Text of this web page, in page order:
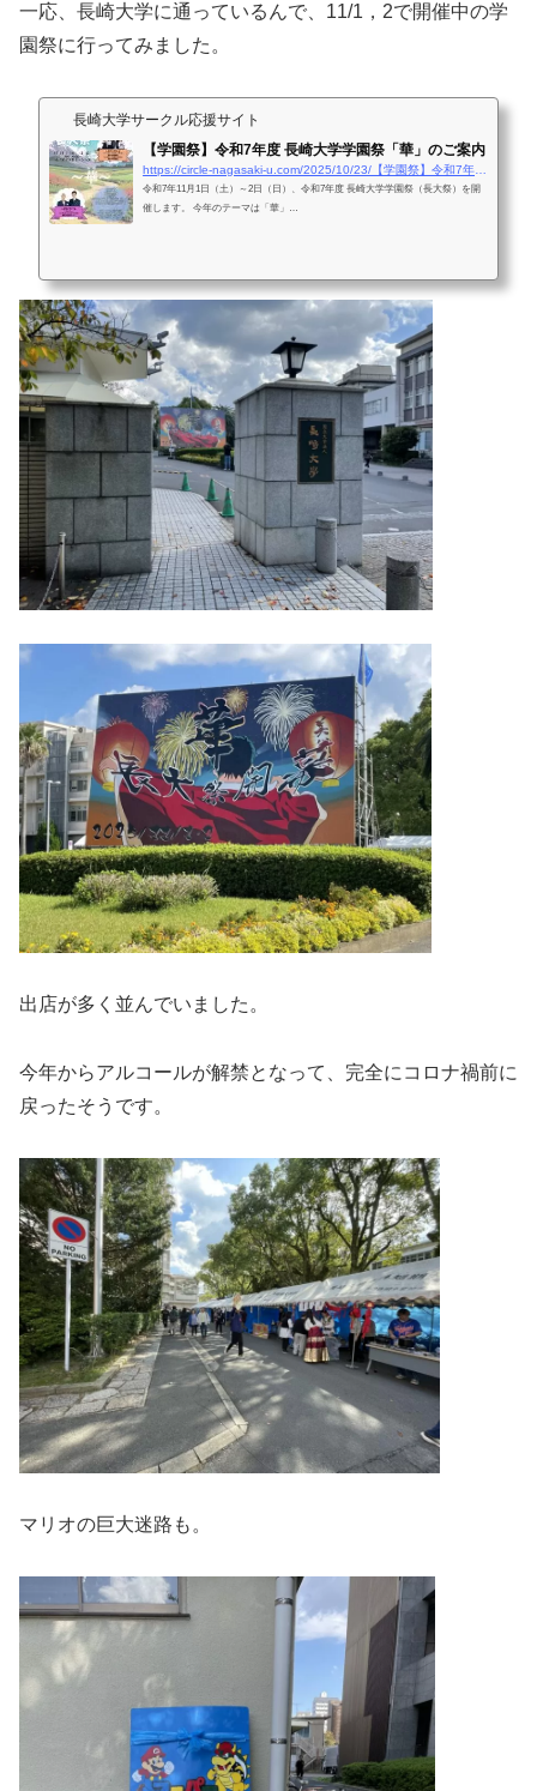
一応、長崎大学に通っているんで、11/1，2で開催中の学
園祭に行ってみました。
長崎大学サークル応援サイト
【学園祭】令和7年度 長崎大学学園祭「華」のご案内
令和7年11月1日（土）～2日（日）、令和7年度 長崎大学学園祭（長大祭）を開
催します。 今年のテーマは「華」…
出店が多く並んでいました。
今年からアルコールが解禁となって、完全にコロナ禍前に
戻ったそうです。
マリオの巨大迷路も。